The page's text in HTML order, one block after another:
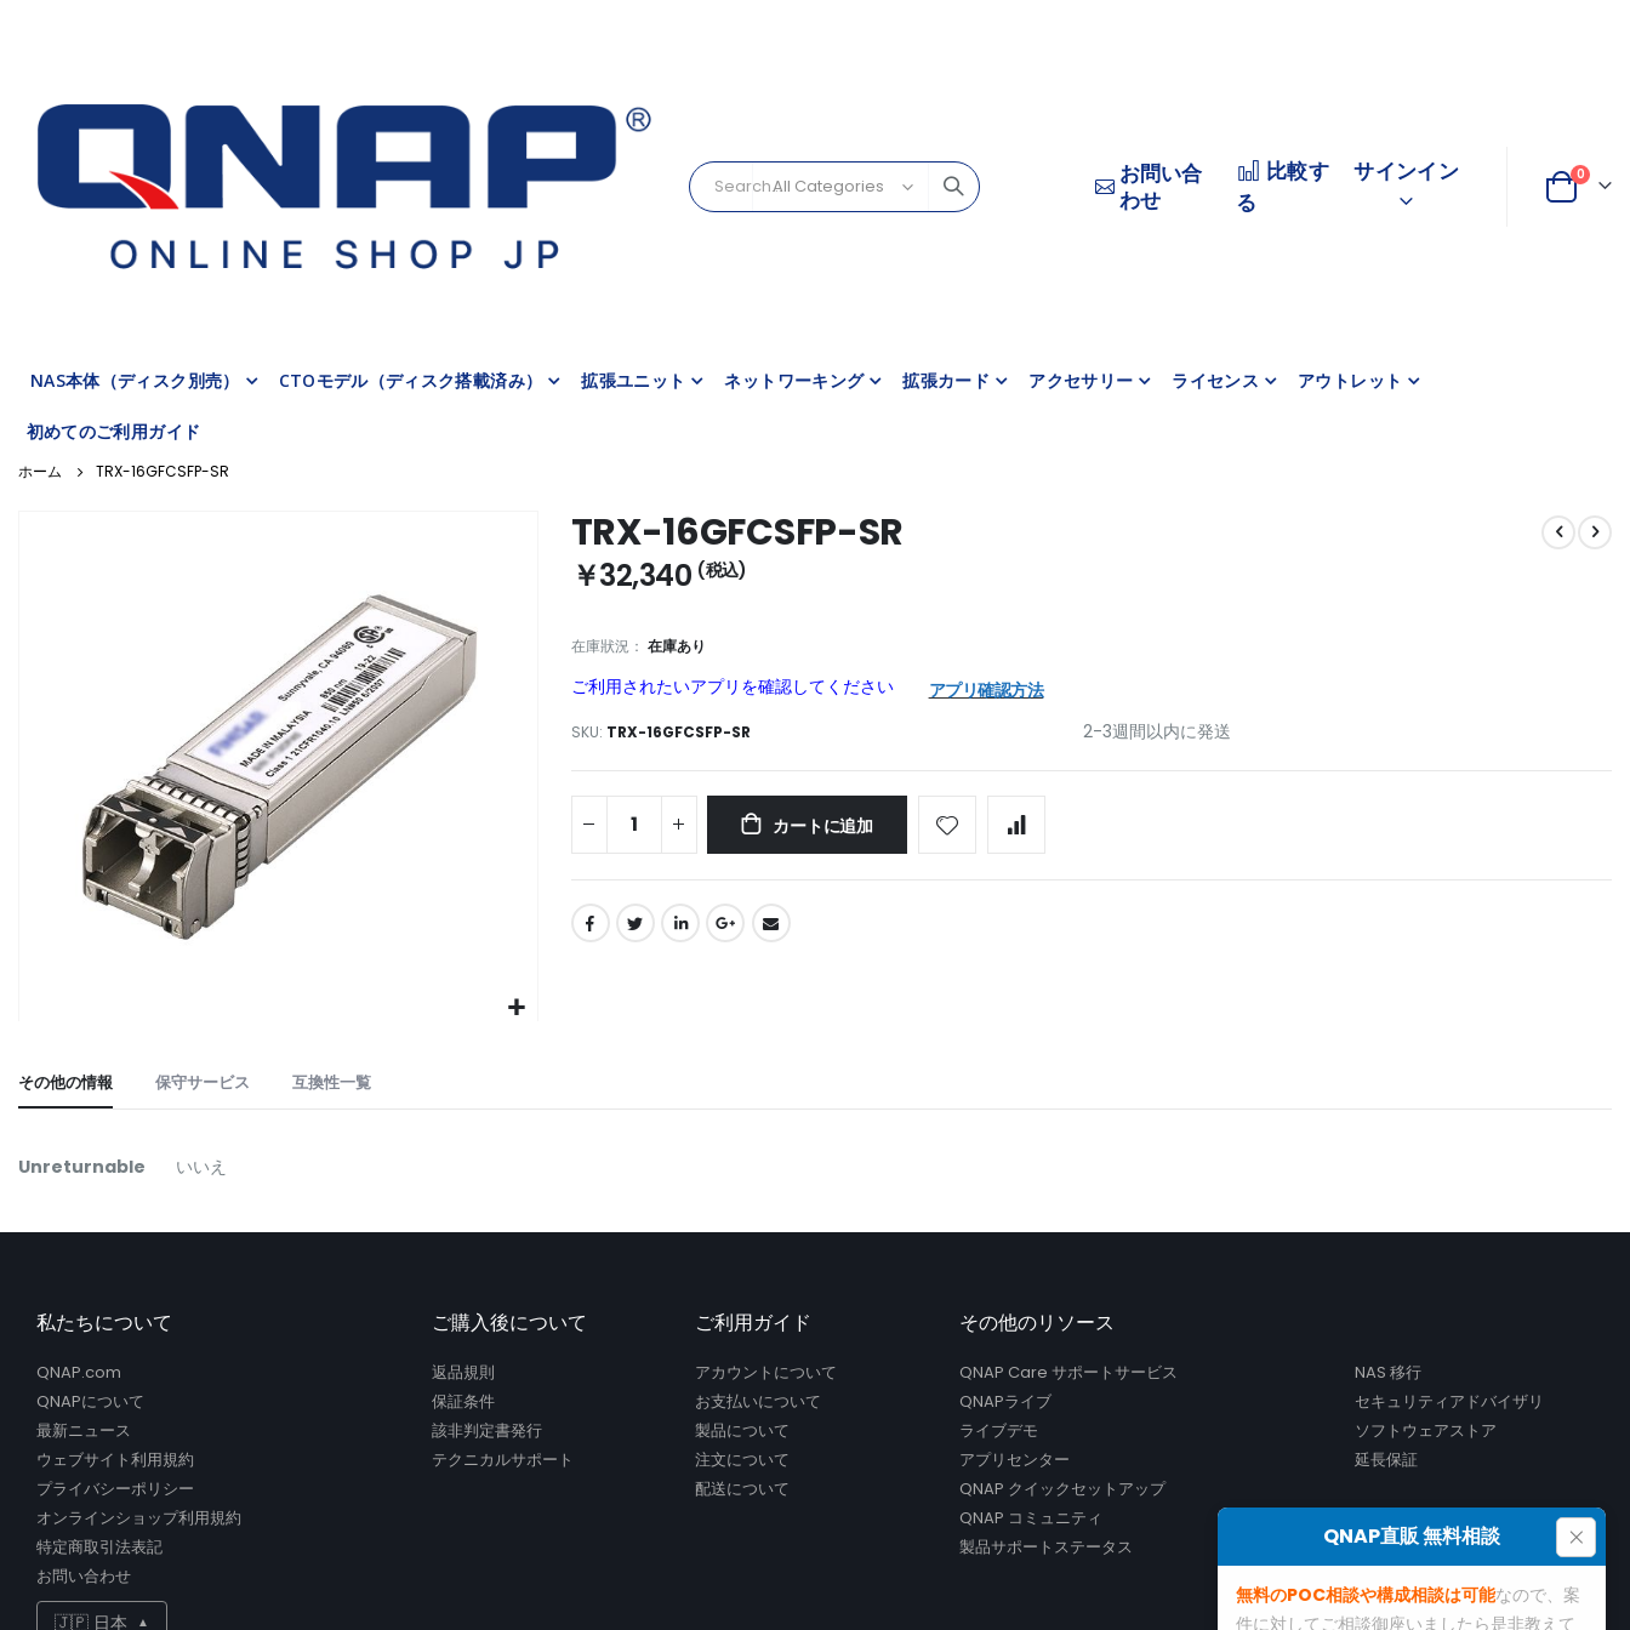
お問い合
わせ
比較す
る
サインイン
変
カート
0商品
NAS本体（ディスク別売） CTOモデル（ディスク搭載済み） 拡張ユニット ネットワーキング 拡張カード アクセサリー ライセンス アウトレット
初めてのご利用ガイド
TRX-16GFCSFP-SR
the
the
gallery
TRX-16GFCSFP-SR
￥32,340
在庫狀況： 在庫あり
ご利用されたいアプリを確認してください アプリ確認方法
SKU TRX-16GFCSFP-SR 2-3週間以内に発送
カートに追加
その他の情報
そ
Unreturnable いいえ
保守サービス 互換性一覧
私たちについて
QNAP.com
QNAPについて
最新ニュース
ウェブサイト利用規約
プライバシーポリシー
オンラインショップ利用規約
特定商取引法表記
お問い合わせ
🇯🇵 日本 ▲
ご購入後について
返品規則
保証条件
該非判定書発行
テクニカルサポート
ご利用ガイド
アカウントについて
お支払いについて
製品について
注文について
配送について
その他のリソース
QNAP Care サポートサービス
QNAPライブ
ライブデモ
アプリセンター
QNAP クイックセットアップ
QNAP コミュニティ
製品サポートステータス
NAS 移行
セキュリティアドバイザリ
ソフトウェアストア
延長保証
QNAP直販 無料相談 ×
無料のPOC相談や構成相談は可能なので、案
件に対してご相談御座いましたら是非教えて